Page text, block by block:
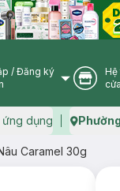
Icon
/ Đăng ký
Hệ
ứng dụng
Caramel 30g